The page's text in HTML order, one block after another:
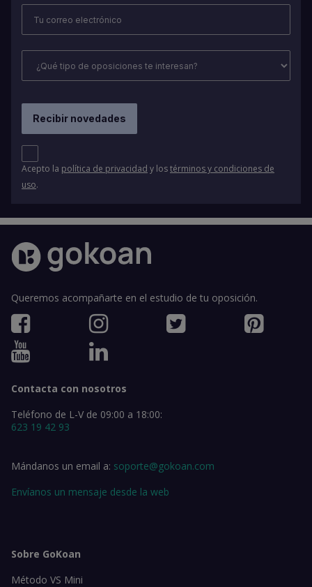
Acepto la política de privacidad y lostérminos y condiciones de
uso.
Queremos acompañarte en el estudio de tu oposición.
Contacta con nosotros
Teléfono de L-V de 09:00 a 18:00:
623 19 42 93
Mándanos un email a: soporte@gokoan.com
Envíanos un mensaje desde la web
Sobre GoKoan
Método VS Mini